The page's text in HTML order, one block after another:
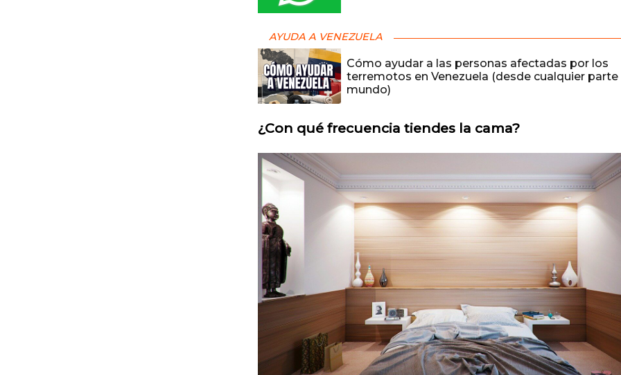
AYUDA A VENEZUELA
Cómo ayudar a las personas afectadas por los
terremotos en Venezuela (desde cualquier parte
mundo)
¿Con qué frecuencia tiendes la cama?